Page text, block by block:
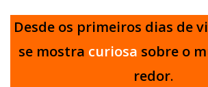
Desde os primeiros dias de
se mostra curiosa sobre o
redor.